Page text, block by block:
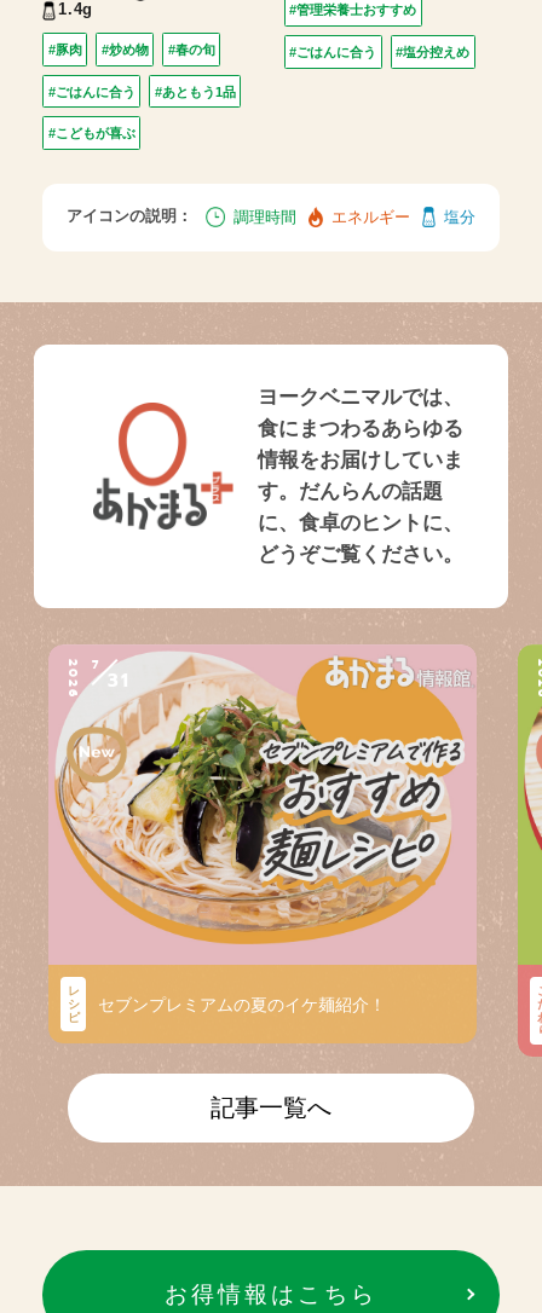
1.4g
#豚肉 #炒め物 #春の旬
#ごはんに合う #あともう1品
#こどもが喜ぶ
#管理栄養士おすすめ
#ごはんに合う #塩分控えめ
アイコンの説明： 調理時間 エネルギー 塩分
ヨークベニマルでは、
食にまつわるあらゆる
情報をお届けしていま
す。だんらんの話題
に、食卓のヒントに、
どうぞご覧ください。
2026 7
31
レ
シ
ピ
セブンプレミアムの夏のイケ麺紹介！
記事一覧へ
お得情報はこちら